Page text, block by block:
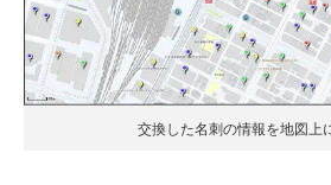
交換した名刺の情報を地図上